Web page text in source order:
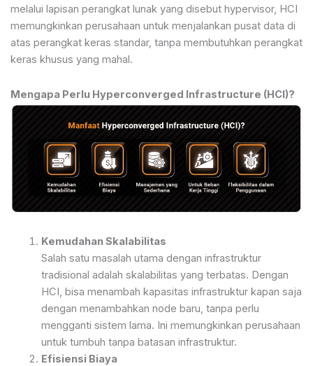
melalui lapisan perangkat lunak yang disebut hypervisor, HCI
memungkinkan perusahaan untuk menjalankan pusat data di
atas perangkat keras standar, tanpa membutuhkan perangkat
keras khusus yang mahal.
Mengapa Perlu Hyperconverged Infrastructure (HCI)?
Kemudahan Skalabilitas
Salah satu masalah utama dengan infrastruktur
tradisional adalah skalabilitas yang terbatas. Dengan
HCI, bisa menambah kapasitas infrastruktur kapan saja
dengan menambahkan node baru, tanpa perlu
mengganti sistem lama. Ini memungkinkan perusahaan
untuk tumbuh tanpa batasan infrastruktur.
Efisiensi Biaya